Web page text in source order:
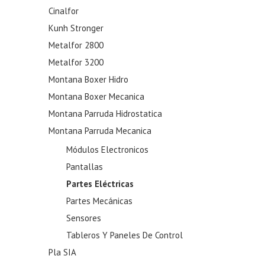
Cinalfor
Kunh Stronger
Metalfor 2800
Metalfor 3200
Montana Boxer Hidro
Montana Boxer Mecanica
Montana Parruda Hidrostatica
Montana Parruda Mecanica
Módulos Electronicos
Pantallas
Partes Eléctricas
Partes Mecánicas
Sensores
Tableros Y Paneles De Control
Pla SIA